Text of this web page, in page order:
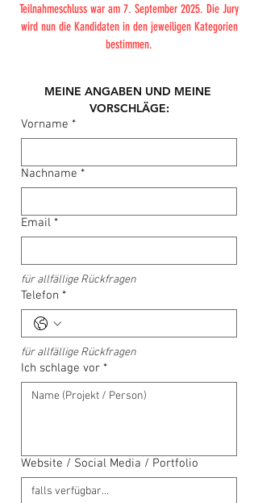
Teilnahmeschluss war am 7. September 2025. Die Jury
wird nun die Kandidaten in den jeweiligen Kategorien
bestimmen.
MEINE ANGABEN UND MEINE
VORSCHLÄGE:
Vorname *
Nachname *
Email *
für allfällige Rückfragen
Telefon *
für allfällige Rückfragen
Ich schlage vor *
Website / Social Media / Portfolio